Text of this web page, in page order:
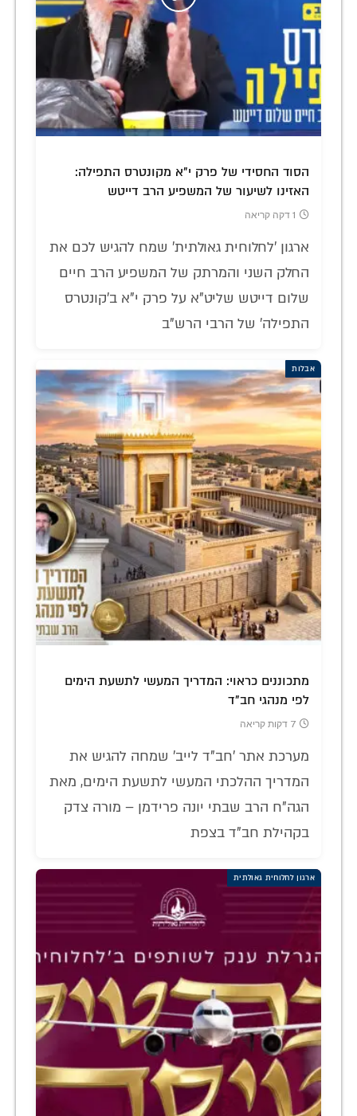
הסוד החסידי של פרק י"א מקונטרס התפילה:
האזינו לשיעור של המשפיע הרב דייטש
1 דקה קריאה
ארגון 'לחלוחית גאולתית' שמח להגיש לכם את
החלק השני והמרתק של המשפיע הרב חיים
שלום דייטש שליט"א על פרק י"א ב'קונטרס
התפילה' של הרבי הרש"ב
אבלות
מתכוננים כראוי: המדריך המעשי לתשעת הימים
לפי מנהגי חב"ד
7 דקות קריאה
מערכת אתר 'חב"ד לייב' שמחה להגיש את
המדריך ההלכתי המעשי לתשעת הימים, מאת
הגה"ח הרב שבתי יונה פרידמן – מורה צדק
בקהילת חב"ד בצפת
ארגון לחלוחית גאולתית